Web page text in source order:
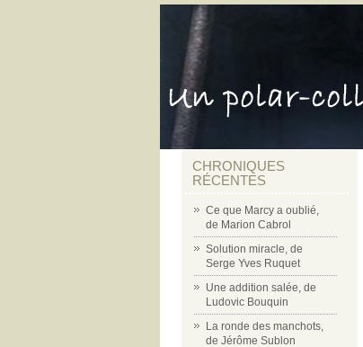
CHRONIQUES
RÉCENTES
Ce que Marcy a oublié,
de Marion Cabrol
Solution miracle, de
Serge Yves Ruquet
Une addition salée, de
Ludovic Bouquin
La ronde des manchots,
de Jérôme Sublon